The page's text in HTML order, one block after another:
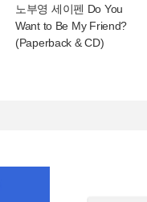
노부영 세이펜 Do You
Want to Be My Friend?
(Paperback & CD)